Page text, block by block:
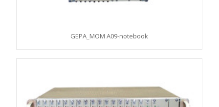
GEPA_MOM A09-notebook